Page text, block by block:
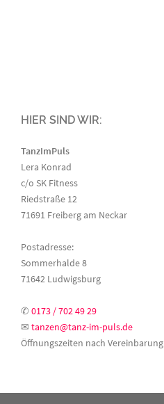
HIER SIND WIR:
TanzImPuls
Lera Konrad
c/o SK Fitness
Riedstraße 12
71691 Freiberg am Neckar
Postadresse:
Sommerhalde 8
71642 Ludwigsburg
✆ 0173 / 702 49 29
✉ tanzen@tanz-im-puls.de
Öffnungszeiten nach Vereinbarung